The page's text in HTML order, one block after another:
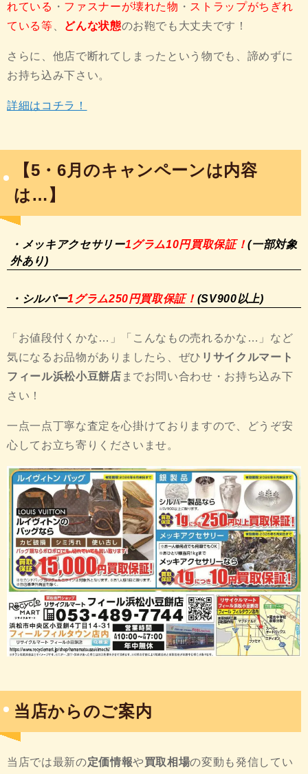
れている ・ ファスナーが壊れた物 ・ ストラップがちぎれ
ている等、 どんな状態のお鞄でも大丈夫です！
さらに、他店で断れてしまったという物でも、諦めずに
お持ち込み下さい。
詳細はコチラ！
【5・6月のキャンペーンは内容
は…】
・メッキアクセサリー1グラム10円買取保証！(一部対象
外あり)
・シルバー1グラム250円買取保証！ (SV900以上)
「お値段付くかな…」「こんなもの売れるかな…」など
気になるお品物がありましたら、ぜひ リサイクルマート
フィール浜松小豆餅店 までお問い合わせ・お持ち込み下
さい！
一点一点丁寧な査定を心掛けておりますので、どうぞ安
心してお立ち寄りくださいませ。
当店からのご案内
当店では最新の定価情報や買取相場の変動も発信してい